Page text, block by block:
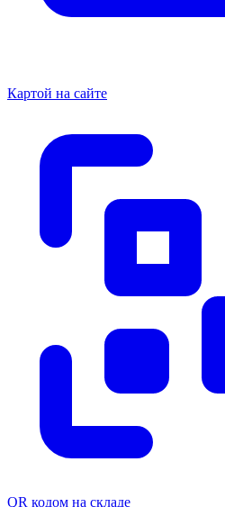
Картой на сайте
QR кодом на складе